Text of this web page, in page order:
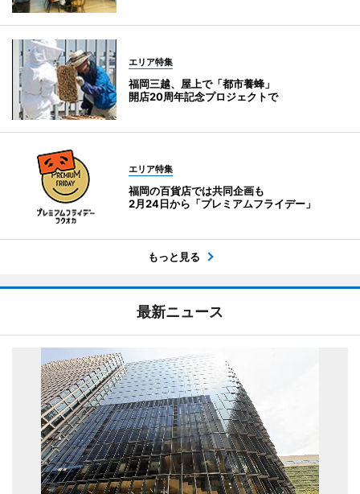
エリア特集
福岡三越、屋上で「都市養蜂」
開店20周年記念プロジェクトで
エリア特集
福岡の百貨店では共同企画も
2月24日から「プレミアムフライデー」
もっと見る
最新ニュース